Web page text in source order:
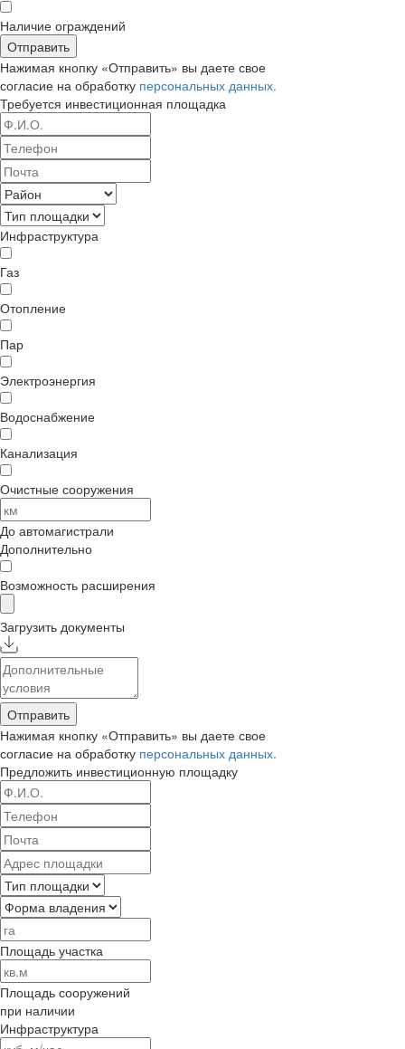
Наличие ограждений
Отправить
Нажимая кнопку «Отправить» вы даете свое
согласие на обработку персональных данных.
Требуется инвестиционная площадка
Инфраструктура
Газ
Отопление
Пар
Электроэнергия
Водоснабжение
Канализация
Очистные сооружения
До автомагистрали
Дополнительно
Возможность расширения
Загрузить документы
Отправить
Нажимая кнопку «Отправить» вы даете свое
согласие на обработку персональных данных.
Предложить инвестиционную площадку
Площадь участка
Площадь сооружений
при наличии
Инфраструктура